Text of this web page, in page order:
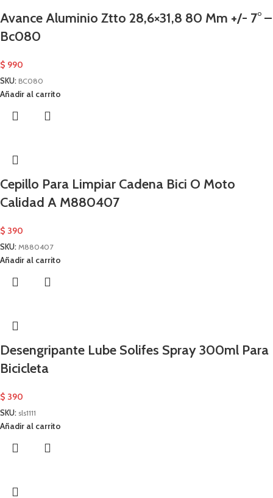
Avance Aluminio Ztto 28,6×31,8 80 Mm +/- 7° –
Bc080
$ 990
SKU: BC080
Añadir al carrito
Cepillo Para Limpiar Cadena Bici O Moto
Calidad A M880407
$ 390
SKU: M880407
Añadir al carrito
Desengripante Lube Solifes Spray 300ml Para
Bicicleta
$ 390
SKU: sls1111
Añadir al carrito